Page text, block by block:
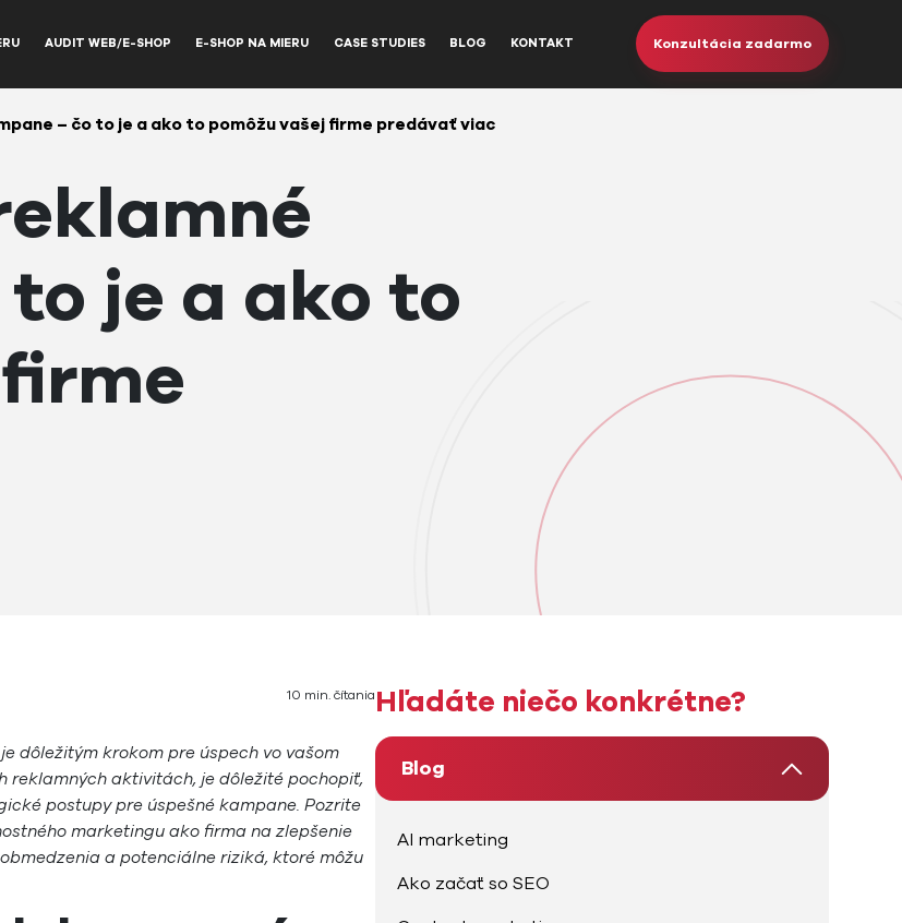
AUDIT WEB/E-SHOP E-SHOP NA MIERU CASE STUDIES BLOG KONTAKT Konzultácia zadarmo
– čo to je a ako to pomôžu vašej firme predávať viac
je a ako to
10 min. čítania
dôležitým krokom pre úspech vo vašom
reklamných aktivitách, je dôležité pochopiť,
postupy pre úspešné kampane. Pozrite
marketingu ako firma na zlepšenie
a potenciálne riziká, ktoré môžu
Hľadáte niečo konkrétne?
Blog
AI marketing
Ako začať so SEO